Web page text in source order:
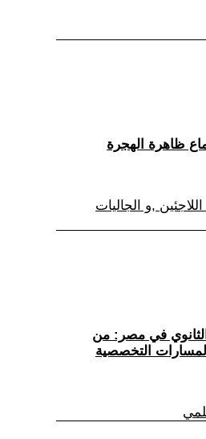
ظاهرة الهجرة
,و الجاليات
الثانوي في مصر: من
التخصصية